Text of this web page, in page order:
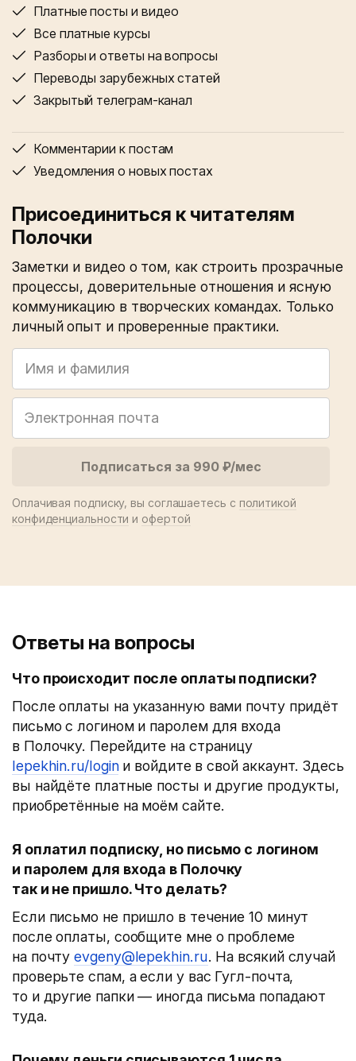
Платные посты и видео
Все платные курсы
Разборы и ответы на вопросы
Переводы зарубежных статей
Закрытый телеграм-канал
Комментарии к постам
Уведомления о новых постах
Присоединиться к читателям
Полочки
Заметки и видео о том, как строить прозрачные
процессы, доверительные отношения и ясную
коммуникацию в творческих командах. Только
личный опыт и проверенные практики.
Оплачивая подписку, вы соглашаетесь с политикой
конфиденциальности и офертой
Ответы на вопросы
Что происходит после оплаты подписки?
После оплаты на указанную вами почту придёт
письмо с логином и паролем для входа
в Полочку. Перейдите на страницу
lepekhin.ru/loginи войдите в свой аккаунт. Здесь
вы найдёте платные посты и другие продукты,
приобретённые на моём сайте.
Я оплатил подписку, но письмо с логином
и паролем для входа в Полочку
так и не пришло. Что делать?
Если письмо не пришло в течение 10 минут
после оплаты, сообщите мне о проблеме
на почтуevgeny@lepekhin.ru. На всякий случай
проверьте спам, а если у вас Гугл-почта,
то и другие папки — иногда письма попадают
туда.